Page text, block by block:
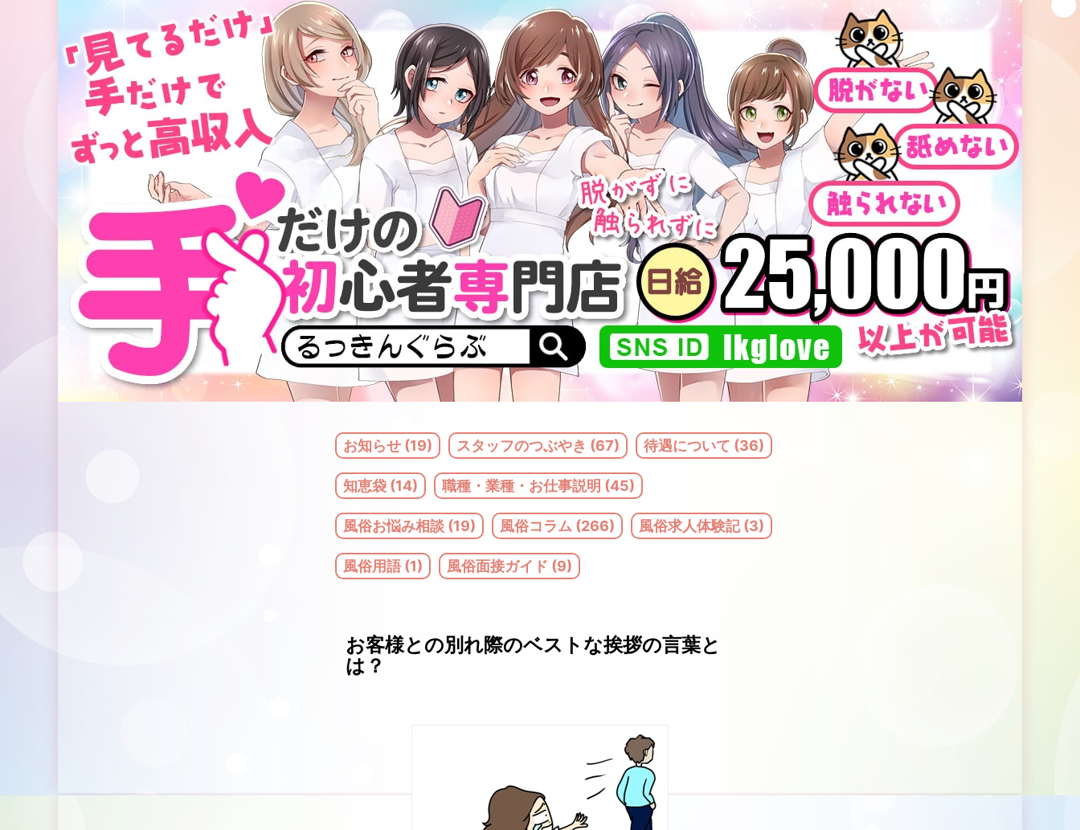
お知らせ (19) スタッフのつぶやき (67) 待遇について (36)
知恵袋 (14) 職種・業種・お仕事説明 (45)
風俗お悩み相談 (19) 風俗コラム (266) 風俗求人体験記 (3)
風俗用語 (1) 風俗面接ガイド (9)
お客様との別れ際のベストな挨拶の言葉と
は？